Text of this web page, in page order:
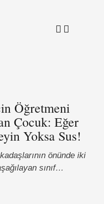
Öğretmeni
Çocuk: Eğer
Yoksa Sus!
önünde iki
sınıf